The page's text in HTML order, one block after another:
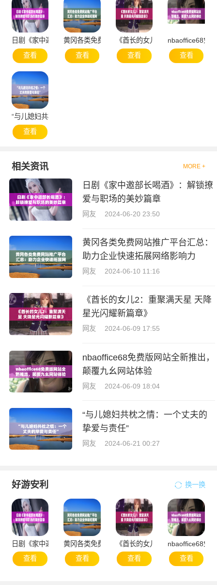
日剧《家中邀部长喝酒》：解锁撩爱与职场的美妙篇章
查看
黄冈各类免费网站推广平台汇总：助力企业快速拓
查看
《酋长的女儿2：重聚满天星 天
查看
nbaoffice68免
查看
“与儿媳妇共枕之情：一个丈夫的挚爱与责任”
查看
相关资讯 MORE +
日剧《家中邀部长喝酒》：解锁撩
爱与职场的美妙篇章
网友 2024-06-20 23:50
黄冈各类免费网站推广平台汇总：
助力企业快速拓展网络影响力
网友 2024-06-10 11:16
《酋长的女儿2：重聚满天星 天降
星光闪耀新篇章》
网友 2024-06-09 17:55
nbaoffice68免费版网站全新推出，
颠覆九幺网站体验
网友 2024-06-09 18:04
“与儿媳妇共枕之情：一个丈夫的
挚爱与责任”
网友 2024-06-21 00:27
好游安利 换一换
日剧《家中邀部长喝酒》：解锁撩爱与职场的美妙篇章
查看
黄冈各类免费网站推广平台汇总：助力企业快速拓
查看
《酋长的女儿2：重聚满天星 天
查看
nbaoffice68免
查看